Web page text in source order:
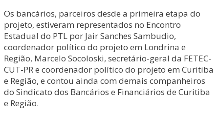
Os bancários, parceiros desde a primeira etapa do
projeto, estiveram representados no Encontro
Estadual do PTL por Jair Sanches Sambudio,
coordenador político do projeto em Londrina e
Região, Marcelo Socoloski, secretário-geral da FETEC-
CUT-PR e coordenador político do projeto em Curitiba
e Região, e contou ainda com demais companheiros
do Sindicato dos Bancários e Financiários de Curitiba
e Região.